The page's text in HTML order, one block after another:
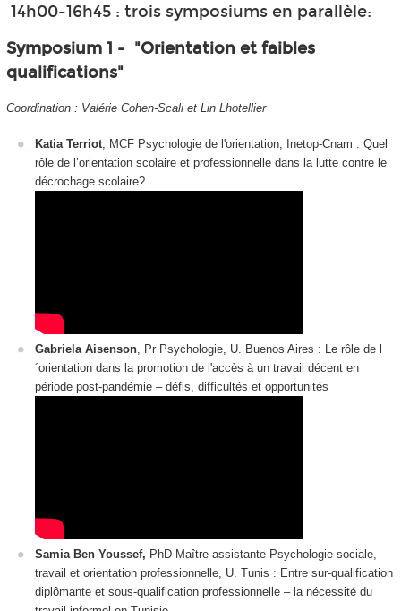
14h00-16h45 : trois symposiums en parallèle:
Symposium 1 - "Orientation et faibles
qualifications"
Coordination : Valérie Cohen-Scali et Lin Lhotellier
Katia Terriot, MCF Psychologie de l'orientation, Inetop-Cnam : Quel
rôle de l’orientation scolaire et professionnelle dans la lutte contre le
décrochage scolaire?
Gabriela Aisenson, Pr Psychologie, U. Buenos Aires : Le rôle de l
´orientation dans la promotion de l'accès à un travail décent en
période post-pandémie ‒ défis, difficultés et opportunités
Samia Ben Youssef, PhD Maître-assistante Psychologie sociale,
travail et orientation professionnelle, U. Tunis : Entre sur-qualification
diplômante et sous-qualification professionnelle ‒ la nécessité du